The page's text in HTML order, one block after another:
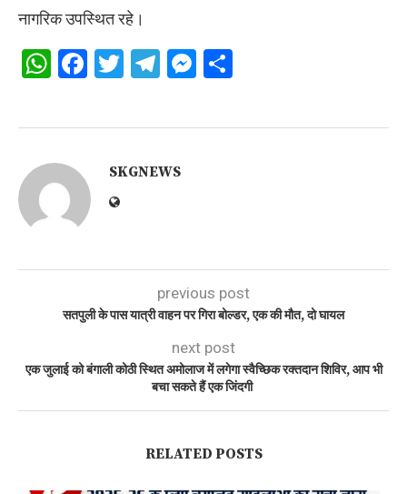
नागरिक उपस्थित रहे।
WhatsApp
Facebook
Twitter
Telegram
Messenger
SKGNEWS
previous post
सतपुली के पास यात्री वाहन पर गिरा बोल्डर, एक की मौत, दो घायल
next post
एक जुलाई को बंगाली कोठी स्थित अमोलाज में लगेगा स्वैच्छिक रक्तदान शिविर, आप भी
बचा सकते हैं एक जिंदगी
RELATED POSTS